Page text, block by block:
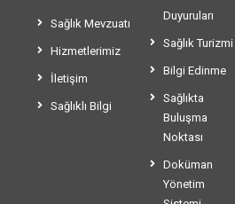
Sağlık Mevzuatı
Hizmetlerimiz
İletişim
Sağlıklı Bilgi
Duyuruları
Sağlık Turizmi
Bilgi Edinme
Sağlıkta
Buluşma
Noktası
Doküman
Yönetim